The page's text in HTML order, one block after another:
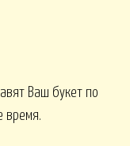
Ваш букет по
время.